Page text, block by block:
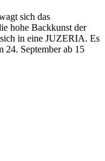
sich das
hohe Backkunst der
in eine JUZERIA. Es
24. September ab 15